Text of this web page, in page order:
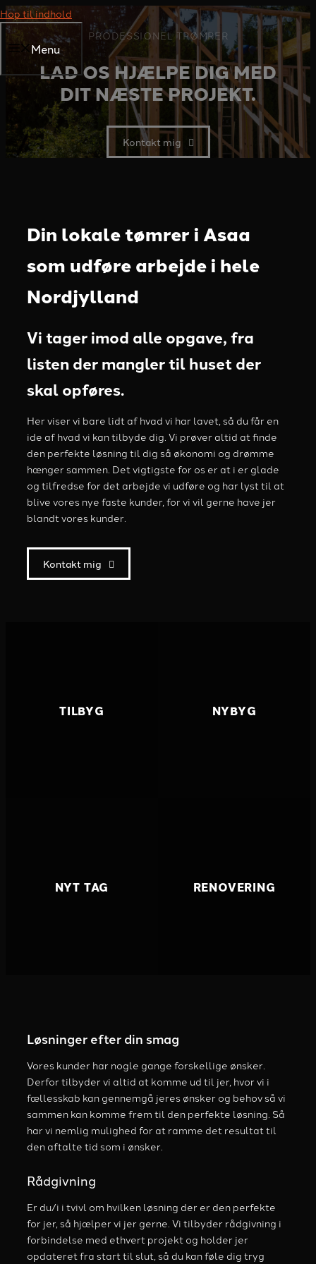
Hop til indhold
Menu
PRODESSIONEL TRØMRER
LAD OS HJÆLPE DIG MED
DIT NÆSTE PROJEKT.
Kontakt mig
Din lokale tømrer i Asaa
som udføre arbejde i hele
Nordjylland
Vi tager imod alle opgave, fra
listen der mangler til huset der
skal opføres.
Her viser vi bare lidt af hvad vi har lavet, så du får en
ide af hvad vi kan tilbyde dig. Vi prøver altid at finde
den perfekte løsning til dig så økonomi og drømme
hænger sammen. Det vigtigste for os er at i er glade
og tilfredse for det arbejde vi udføre og har lyst til at
blive vores nye faste kunder, for vi vil gerne have jer
blandt vores kunder.
Kontakt mig
TILBYG NYBYG
NYT TAG RENOVERING
Løsninger efter din smag
Vores kunder har nogle gange forskellige ønsker.
Derfor tilbyder vi altid at komme ud til jer, hvor vi i
fællesskab kan gennemgå jeres ønsker og behov så vi
sammen kan komme frem til den perfekte løsning. Så
har vi nemlig mulighed for at ramme det resultat til
den aftalte tid som i ønsker.
Rådgivning
Er du/i i tvivl om hvilken løsning der er den perfekte
for jer, så hjælper vi jer gerne. Vi tilbyder rådgivning i
forbindelse med ethvert projekt og holder jer
opdateret fra start til slut, så du kan føle dig tryg